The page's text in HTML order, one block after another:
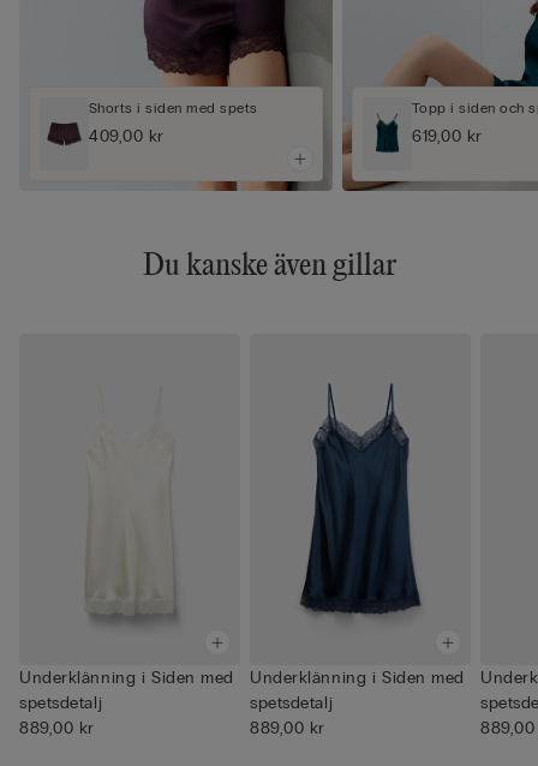
Shorts i siden med spets
409,00 kr
Topp i siden och
619,00 kr
Du kanske även gillar
Underklänning i Siden med
spetsdetalj
889,00 kr
Underklänning i Siden med
spetsdetalj
889,00 kr